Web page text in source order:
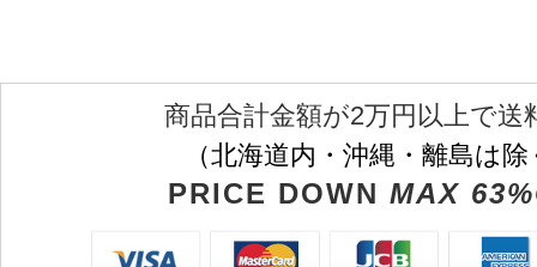
商品合計金額が2万円以上で送
（北海道内・沖縄・離島は
PRICE DOWN MAX